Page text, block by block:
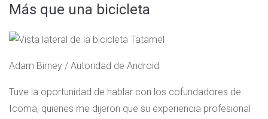
Más que una bicicleta
Adam Birney / Autoridad de Android
Tuve la oportunidad de hablar con los cofundadores de
Icoma, quienes me dijeron que su experiencia profesional